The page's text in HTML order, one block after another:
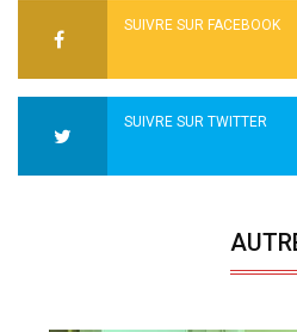
SUIVRE SUR FACEBOOK
SUIVRE SUR TWITTER